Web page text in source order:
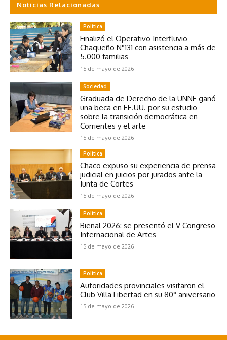
Noticias Relacionadas
Política
Finalizó el Operativo Interfluvio
Chaqueño N°131 con asistencia a más de
5.000 familias
15 de mayo de 2026
Sociedad
Graduada de Derecho de la UNNE ganó
una beca en EE.UU. por su estudio
sobre la transición democrática en
Corrientes y el arte
15 de mayo de 2026
Política
Chaco expuso su experiencia de prensa
judicial en juicios por jurados ante la
Junta de Cortes
15 de mayo de 2026
Política
Bienal 2026: se presentó el V Congreso
Internacional de Artes
15 de mayo de 2026
Política
Autoridades provinciales visitaron el
Club Villa Libertad en su 80° aniversario
15 de mayo de 2026